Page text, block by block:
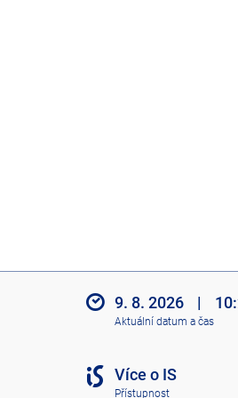
9. 8. 2026 |
Aktuální datum a čas
Více o IS
Přístupnost